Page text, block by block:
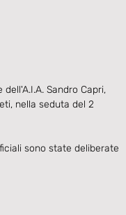
Sandro Capri,
nella seduta del 2
sono state deliberate